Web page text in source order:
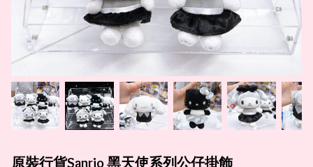
原裝行貨Sanrio 黑天使系列公仔掛飾